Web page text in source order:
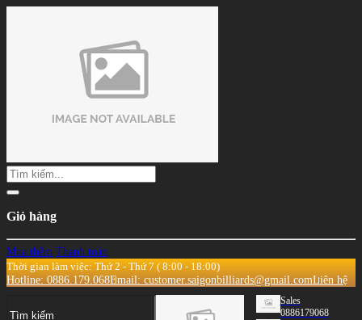
Giỏ hàng
Mua thêm Thanh toán
Thời gian làm việc: Thứ 2 - Thứ 7 ( 8:00 - 18:00)
Hotline: 0886.179.068Email: customer.saigonbilliards@gmail.comLiên hệ
Sales
0886179068